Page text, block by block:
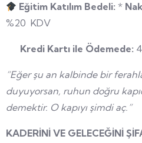
Eğitim Katılım Bedeli: *
%20 KDV
Kredi Kartı ile Ödemede:
“Eğer şu an kalbinde bir
duyuyorsan, ruhun doğru
demektir. O kapıyı şimdi aç.”
KADERİNİ VE GELECEĞİNİ